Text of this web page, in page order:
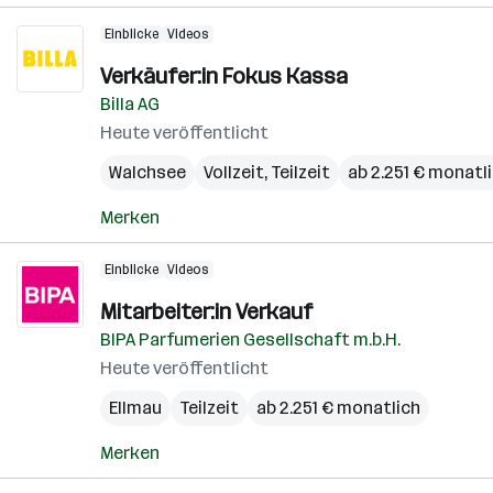
Einblicke Videos
Verkäufer:in Fokus Kassa
Billa AG
Heute veröffentlicht
Walchsee
Vollzeit, Teilzeit ab 2.251 €
Merken
Einblicke Videos
Mitarbeiter:in Verkauf
BIPA Parfumerien Gesellschaft m.b.H.
Heute veröffentlicht
Ellmau
Teilzeit ab 2.251 € monatlich
Merken